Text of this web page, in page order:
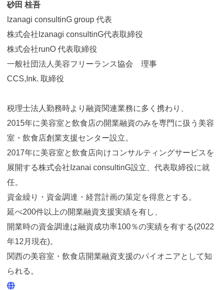
砂田 桂吾
Izanagi consultinG group 代表
株式会社Izanagi consultinG代表取締役
株式会社runO 代表取締役
一般社団法人美容フリーランス協会 理事
CCS,Ink. 取締役
税理士法人勤務時より融資関連業務に多く携わり、
2015年に美容室と飲食店の開業融資のみを専門に扱う美容
室・飲食店創業支援センター設立。
2017年に美容室と飲食店向けコンサルティングサービスを
展開する株式会社Izanai consultinG設立、代表取締役に就
任。
資金繰り・資金調達・経営計画の策定を得意とする。
延べ200件以上の開業融資支援実績を有し、
開業時の資金調達は融資成功率100％の実績を有する(2022
年12月現在)。
関西の美容室・飲食店開業融資支援のパイオニアとして知
られる。